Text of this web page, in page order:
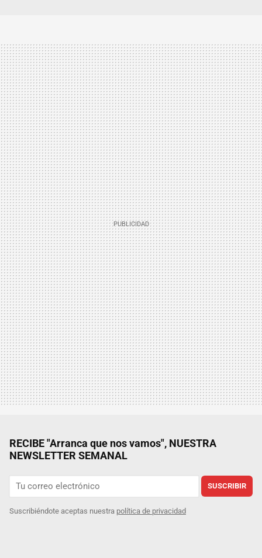
RECIBE "Arranca que nos vamos", NUESTRA
NEWSLETTER SEMANAL
SUSCRIBIR
Suscribiéndote aceptas nuestra política de privacidad